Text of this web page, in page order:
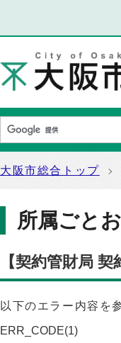
大阪市総合トップ
所属ごと
【契約管財局
以下のエラー内容を
ERR_CODE(1)